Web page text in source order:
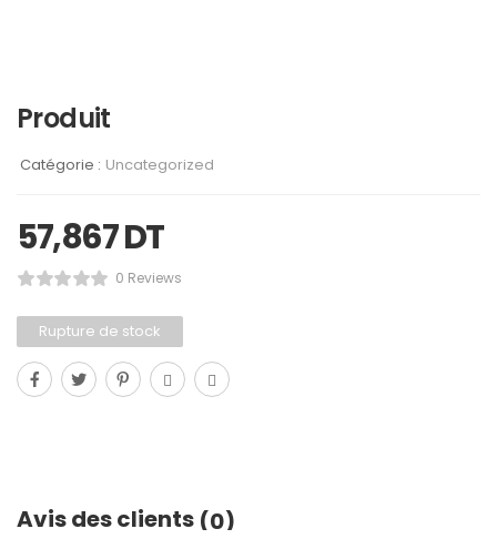
Produit
Catégorie : Uncategorized
57,867DT
0 Reviews
Rupture de stock
Avis des clients (0)